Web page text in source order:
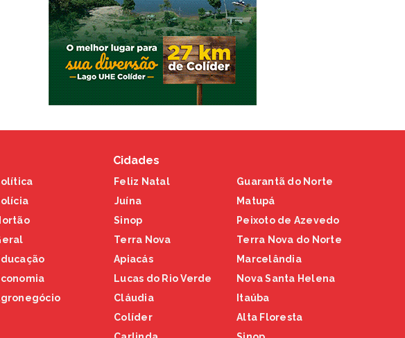
Cidades
Feliz Natal
Juína
Sinop
Terra Nova
Apiacás
Lucas do Rio Verde
Cláudia
Colíder
Guarantã do Norte
Matupá
Peixoto de Azevedo
Terra Nova do Norte
Marcelândia
Nova Santa Helena
Itaúba
Alta Floresta